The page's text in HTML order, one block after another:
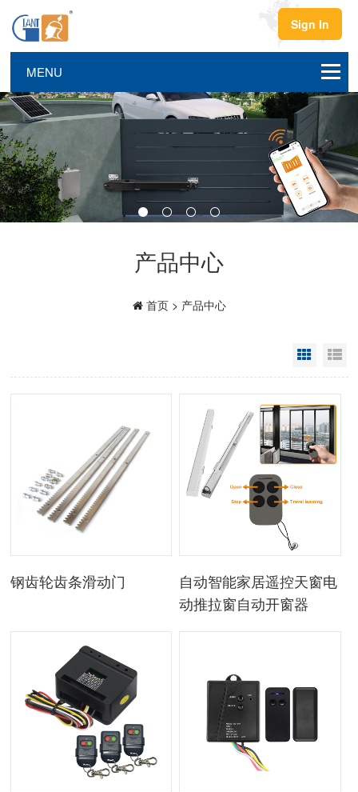
Sign In
产品中心
首页> 产品中心
Grid
钢齿轮齿条滑动门
自动智能家居遥控天窗电
动推拉窗自动开窗器